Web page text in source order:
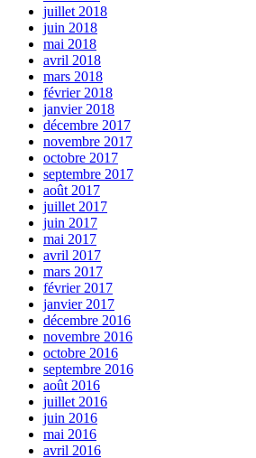
juillet 2018
juin 2018
mai 2018
avril 2018
mars 2018
février 2018
janvier 2018
décembre 2017
novembre 2017
octobre 2017
septembre 2017
août 2017
juillet 2017
juin 2017
mai 2017
avril 2017
mars 2017
février 2017
janvier 2017
décembre 2016
novembre 2016
octobre 2016
septembre 2016
août 2016
juillet 2016
juin 2016
mai 2016
avril 2016